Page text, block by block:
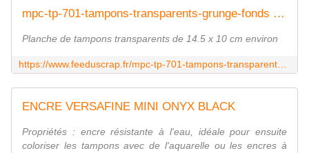
mpc-tp-701-tampons-transparents-grunge-fonds - FEE DU SCRAP
Planche de tampons transparents de 14.5 x 10 cm environ
ENCRE VERSAFINE MINI ONYX BLACK
Propriétés : encre résistante à l'eau, idéale pour ensuite
coloriser les tampons avec de l'aquarelle ou les encres à